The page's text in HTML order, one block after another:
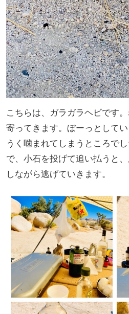
こちらは、ガラガラヘビです
寄ってきます。ぼーっとして
うく噛まれてしまうところで
で、小石を投げて追い払うと
しながら逃げていきます。